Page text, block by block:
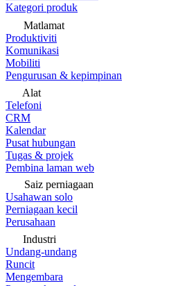
Kategori produk
Matlamat
Produktiviti
Komunikasi
Mobiliti
Pengurusan & kepimpinan
Alat
Telefoni
CRM
Kalendar
Pusat hubungan
Tugas & projek
Pembina laman web
Saiz perniagaan
Usahawan solo
Perniagaan kecil
Perusahaan
Industri
Undang-undang
Runcit
Mengembara